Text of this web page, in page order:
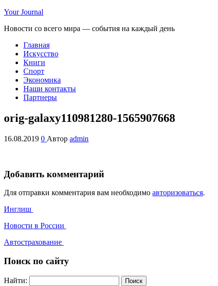
Your Journal
Новости со всего мира — события на каждый день
Главная
Искусство
Книги
Спорт
Экономика
Наши контакты
Партнеры
orig-galaxy110981280-1565907668
16.08.2019 0 Автор admin
Добавить комментарий
Для отправки комментария вам необходимо авторизоваться.
Инглиш
Новости в России
Автострахование
Поиск по сайту
Найти: